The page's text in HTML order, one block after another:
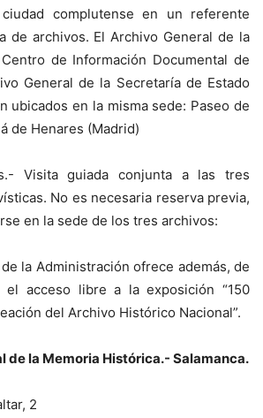
complutense en un referente
de archivos. El Archivo General de la
de Información Documental de
General de la Secretaría de Estado
ubicados en la misma sede: Paseo de
de Henares (Madrid)
Visita guiada conjunta a las tres
No es necesaria reserva previa,
en la sede de los tres archivos:
la Administración ofrece además, de
el acceso libre a la exposición “150
del Archivo Histórico Nacional”.
de la Memoria Histórica.- Salamanca.
2